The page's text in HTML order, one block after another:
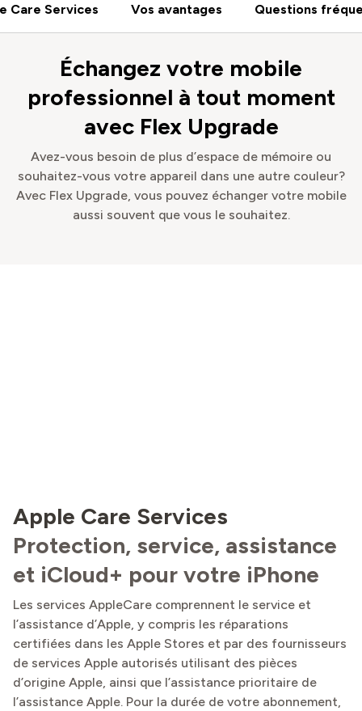
Care Services Vos avantages Questions
Échangez votre mobile
professionnel à tout moment
avec Flex Upgrade
Avez-vous besoin de plus d’espace de mémoire ou
souhaitez-vous votre appareil dans une autre couleur?
Avec Flex Upgrade, vous pouvez échanger votre mobile
aussi souvent que vous le souhaitez.
Apple Care Services
Protection, service, assistance
et iCloud+ pour votre iPhone
Les services AppleCare comprennent le service et
l’assistance d’Apple, y compris les réparations
certifiées dans les Apple Stores et par des fournisseurs
de services Apple autorisés utilisant des pièces
d’origine Apple, ainsi que l’assistance prioritaire de
l’assistance Apple. Pour la durée de votre abonnement,